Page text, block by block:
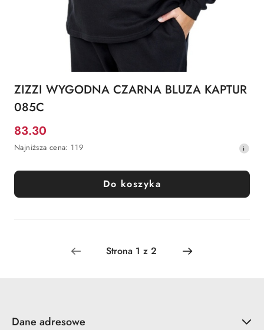
ZIZZI WYGODNA CZARNA BLUZA KAPTUR
085C
Cena
promocyjna:
83.30
Najniższa
z
30
przed
Najniższa cena: 119
Do koszyka
Dane adresowe